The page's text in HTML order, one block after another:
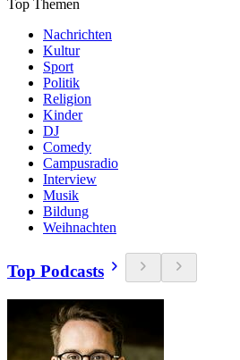
Top Themen
Nachrichten
Kultur
Sport
Politik
Religion
Kinder
DJ
Comedy
Campusradio
Interview
Musik
Bildung
Weihnachten
Top Podcasts